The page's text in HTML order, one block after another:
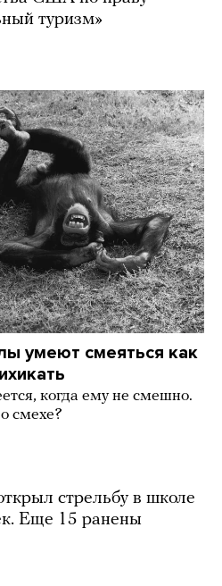
туризм»
умеют смеяться как
когда ему не смешно.
смехе?
стрельбу в школе
Еще 15 ранены